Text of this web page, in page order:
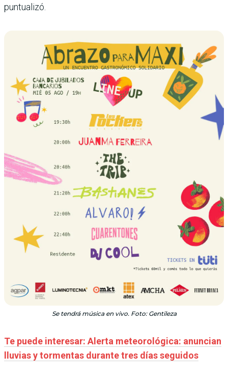
puntualizó.
Se tendrá música en vivo. Foto: Gentileza
Te puede interesar: Alerta meteorológica: anuncian
lluvias y tormentas durante tres días seguidos